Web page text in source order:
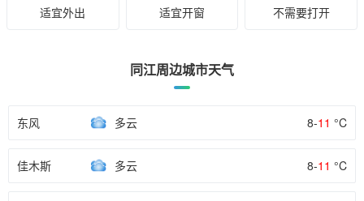
适宜外出 适宜开窗 不需要打开
同江周边城市天气
东风 多云 8-11 °C
佳木斯 多云 8-11 °C